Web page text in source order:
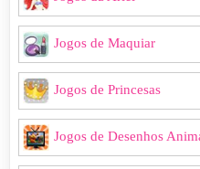
Jogos de Maquiar
Jogos de Princesas
Jogos de Desenhos